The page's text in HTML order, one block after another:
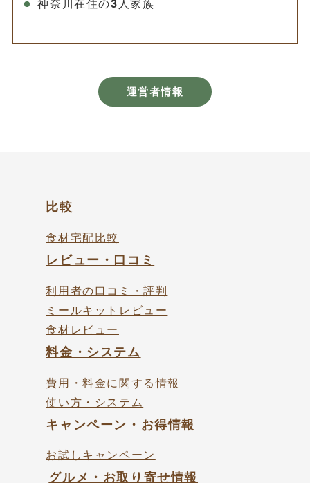
神奈川在住の3人家族
運営者情報
比較
食材宅配比較
レビュー・口コミ
利用者の口コミ・評判
ミールキットレビュー
食材レビュー
料金・システム
費用・料金に関する情報
使い方・システム
キャンペーン・お得情報
お試しキャンペーン
グルメ・お取り寄せ情報